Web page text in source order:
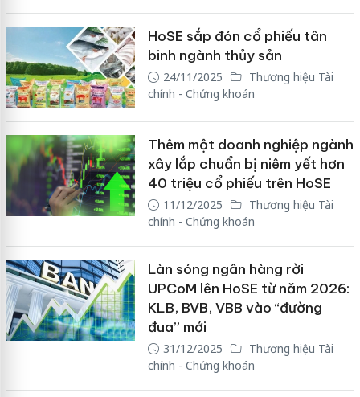
HoSE sắp đón cổ phiếu tân
binh ngành thủy sản
24/11/2025
Thương hiệu Tài
chính - Chứng khoán
Thêm một doanh nghiệp ngành
xây lắp chuẩn bị niêm yết hơn
40 triệu cổ phiếu trên HoSE
11/12/2025
Thương hiệu Tài
chính - Chứng khoán
Làn sóng ngân hàng rời
UPCoM lên HoSE từ năm 2026:
KLB, BVB, VBB vào “đường
đua” mới
31/12/2025
Thương hiệu Tài
chính - Chứng khoán